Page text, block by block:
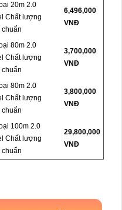
20m 2.0
Chất lượng
chuẩn
6,496,000
VNĐ
80m 2.0
Chất lượng
chuẩn
3,700,000
VNĐ
80m 2.0
Chất lượng
chuẩn
3,800,000
VNĐ
100m 2.0
Chất lượng
chuẩn
29,800,000
VNĐ